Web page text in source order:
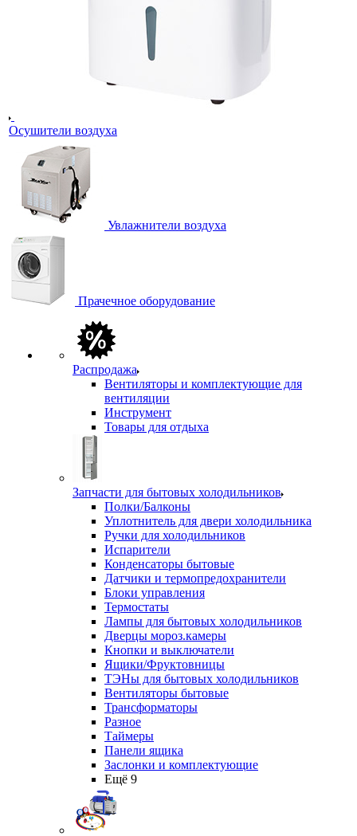
Осушители воздуха
Увлажнители воздуха
Прачечное оборудование
Распродажа
Вентиляторы и комплектующие для
вентиляции
Инструмент
Товары для отдыха
Запчасти для бытовых холодильников
Полки/Балконы
Уплотнитель для двери холодильника
Ручки для холодильников
Испарители
Конденсаторы бытовые
Датчики и термопредохранители
Блоки управления
Термостаты
Лампы для бытовых холодильников
Дверцы мороз.камеры
Кнопки и выключатели
Ящики/Фруктовницы
ТЭНы для бытовых холодильников
Вентиляторы бытовые
Трансформаторы
Разное
Таймеры
Панели ящика
Заслонки и комплектующие
Ещё 9